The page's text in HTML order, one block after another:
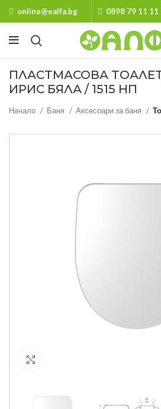
online@ealfa.bg 0898 79 11 11
ПЛАСТМАСОВА
ИРИС БЯЛА / 1515 НП
Начало Баня Аксесоари за баня